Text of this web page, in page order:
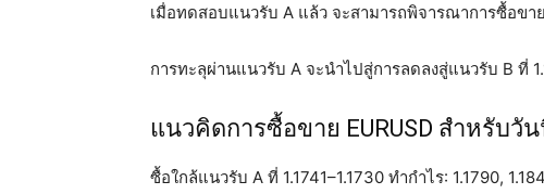
เมื่อทดสอบแนวรับ A แล้ว จะสามารถพิจารณาการซื้อขา
การทะลุผ่านแนวรับ A จะนำไปสู่การลดลงสู่แนวรับ B ที่
แนวคิดการซื้อขาย EURUSD สำหรับวัน
ซื้อใกล้แนวรับ A ที่ 1.1741–1.1730 ทำกำไร: 1.1790,